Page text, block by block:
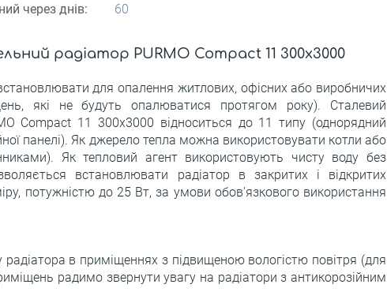
через днів:
60
радіатор PURMO Compact 11 300x3000
для опалення житлових, офісних або виробничих
які не будуть опалюватися протягом року). Сталевий
Compact 11 300x3000 відноситься до 11 типу (однорядний
панелі). Як джерело тепла можна використовувати котли або
Як тепловий агент використовують чисту воду без
встановлювати радіатор в закритих і відкритих
потужністю до 25 Вт, за умови обов'язкового використання
радіатора в приміщеннях з підвищеною вологістю повітря (для
радимо звернути увагу на радіатори з антикорозійним